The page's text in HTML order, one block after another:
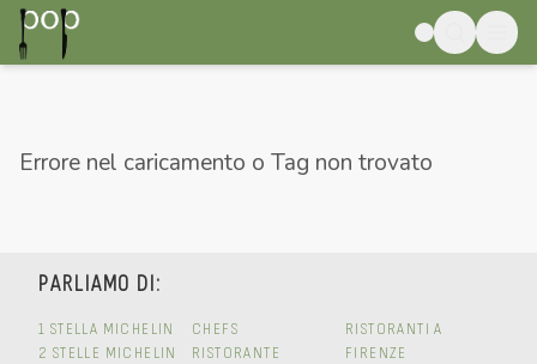
Errore nel caricamento o Tag non trovato
PARLIAMO DI:
1 STELLA MICHELIN
2 STELLE MICHELIN
CHEFS
RISTORANTE
RISTORANTI A
FIRENZE